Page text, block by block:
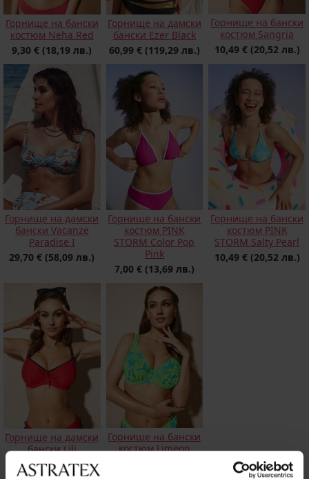
Горнище на бански
костюм Neha Red
9,30 € (18,19 лв.)
Горнище на дамски
бански Ezer Black
60,99 € (119,29 лв.)
Горнище на бански
костюм Sangria
10,49 € (20,52 лв.)
Горнище на дамски
бански Vacanze
Paradise I
29,70 € (58,09 лв.)
Горнище на бански
костюм PINK
STORM Color Pop
Pink
7,00 € (13,69 лв.)
Горнище на бански
костюм PINK
STORM Salty Pearl
10,49 € (20,52 лв.)
Горнище на дамски
бански Lili
51,79 €(101,29 лв.)
Горнище на бански
костюм Limeon